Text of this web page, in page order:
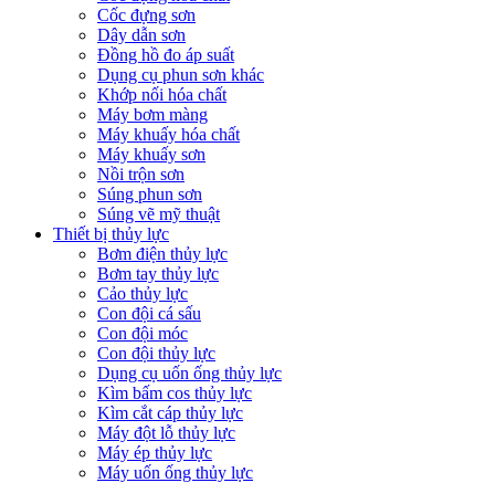
Cốc đựng sơn
Dây dẫn sơn
Đồng hồ đo áp suất
Dụng cụ phun sơn khác
Khớp nối hóa chất
Máy bơm màng
Máy khuấy hóa chất
Máy khuấy sơn
Nồi trộn sơn
Súng phun sơn
Súng vẽ mỹ thuật
Thiết bị thủy lực
Bơm điện thủy lực
Bơm tay thủy lực
Cảo thủy lực
Con đội cá sấu
Con đội móc
Con đội thủy lực
Dụng cụ uốn ống thủy lực
Kìm bấm cos thủy lực
Kìm cắt cáp thủy lực
Máy đột lỗ thủy lực
Máy ép thủy lực
Máy uốn ống thủy lực